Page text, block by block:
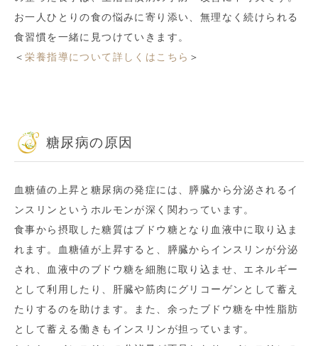
お一人ひとりの食の悩みに寄り添い、無理なく続けられる
食習慣を一緒に見つけていきます。
＜栄養指導について詳しくはこちら ＞
糖尿病の原因
血糖値の上昇と糖尿病の発症には、膵臓から分泌されるイ
ンスリンというホルモンが深く関わっています。
食事から摂取した糖質はブドウ糖となり血液中に取り込ま
れます。血糖値が上昇すると、膵臓からインスリンが分泌
され、血液中のブドウ糖を細胞に取り込ませ、エネルギー
として利用したり、肝臓や筋肉にグリコーゲンとして蓄え
たりするのを助けます。また、余ったブドウ糖を中性脂肪
として蓄える働きもインスリンが担っています。